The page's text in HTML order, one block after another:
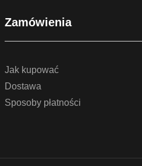
Zamówienia
Jak kupować
Dostawa
Sposoby płatności